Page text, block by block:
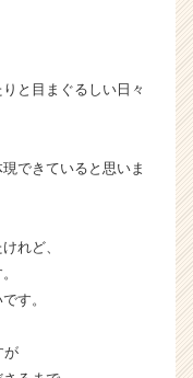
と目まぐるしい日々
できていると思いま
れど、
す。
が